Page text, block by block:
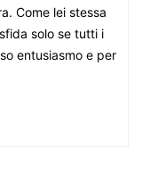
Come lei stessa
solo se tutti i
entusiasmo e per